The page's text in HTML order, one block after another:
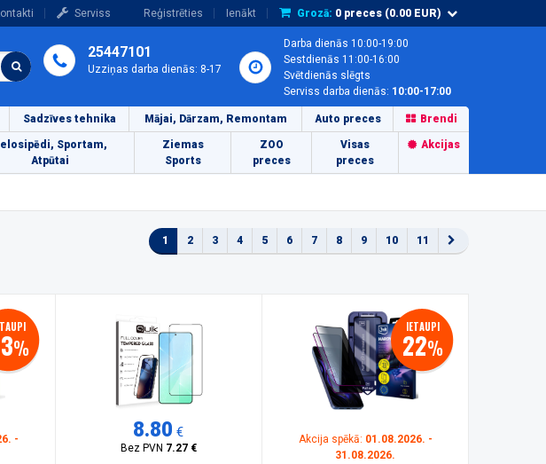
Serviss Reģistrēties Ienākt Grozā: 0 preces (0.00 EUR)
25447101
Uzziņas darba dienās: 8-17
Darba dienās 10:00-19:00
Sestdienās 11:00-16:00
Svētdienās slēgts
Serviss darba dienās: 10:00-17:00
Sadzīves tehnika Mājai, Dārzam, Remontam Auto preces Brendi
Sportam,
Atpūtai
Ziemas
Sports
ZOO
preces
Visas
preces
Akcijas
1 2 3 4 5 6 7 8 9 10 11
%
-
8.80 €
Bez PVN 7.27 €
IETAUPI
22%
Akcija spēkā: 01.08.2026. -
31.08.2026.